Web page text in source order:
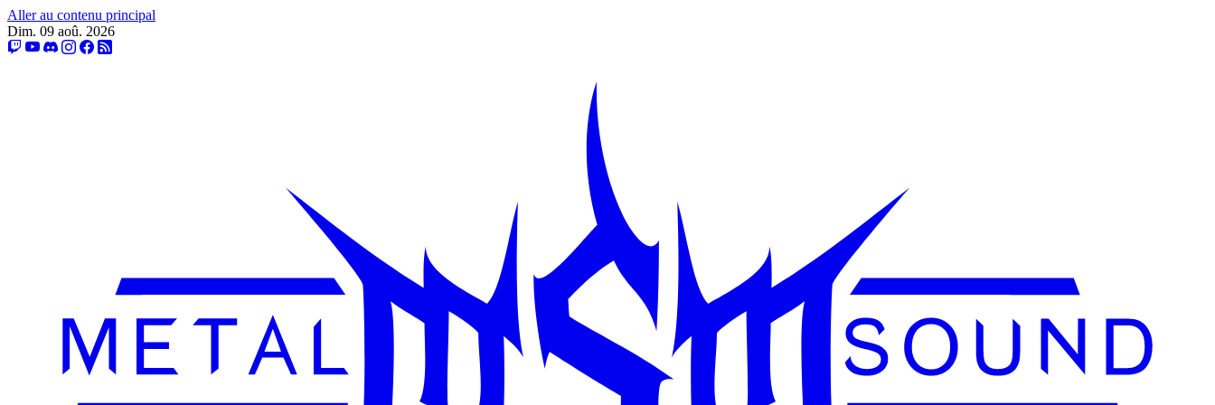
Aller au contenu principal
Dim. 09 aoû. 2026